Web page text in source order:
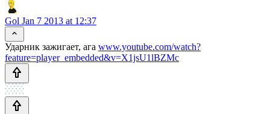
Gol Jan 7 2013 at 12:37
Ударник зажигает, ага www.youtube.com/watch?
feature=player_embedded&v=X1jsU1lBZMc